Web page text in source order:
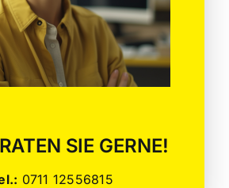
SIE GERNE!
0711 12556815